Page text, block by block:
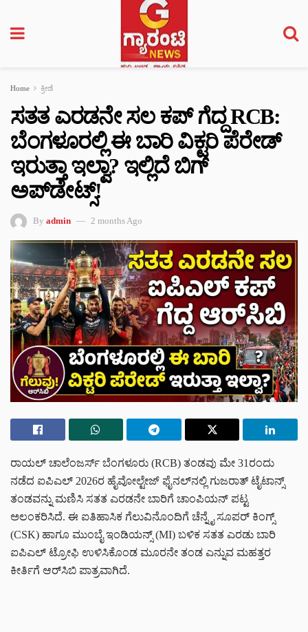
Home ಕ್ರೀಡೆ
ಸತತ ಎರಡನೇ ಸಲ ಕಪ್ ಗೆದ್ದ RCB:
ಬೆಂಗಳೂರಲ್ಲಿ ಈ ಬಾರಿ ವಿಕ್ಟರಿ ಪೆರೇಡ್
ಇರುತ್ತಾ ಇಲ್ವಾ? ಇಲ್ಲಿದೆ ಬಿಗ್
ಅಪ್‌ಡೇಟ್ಸ್!
By admin 2 months Ago
ರಾಯಲ್ ಚಾಲೆಂಜರ್ಸ್ ಬೆಂಗಳೂರು (RCB) ತಂಡವು ಮೇ 31ರಂದು
ನಡೆದ ಐಪಿಎಲ್ 2026ರ ಹೈವೋಲ್ಟೇಜ್ ಫೈನಲ್‌ನಲ್ಲಿ ಗುಜರಾತ್ ಟೈಟಾನ್ಸ್
ತಂಡವನ್ನು ಮಣಿಸಿ ಸತತ ಎರಡನೇ ಬಾರಿಗೆ ಚಾಂಪಿಯನ್ ಪಟ್ಟ
ಅಲಂಕರಿಸಿದೆ. ಈ ಐತಿಹಾಸಿಕ ಗೆಲುವಿನೊಂದಿಗೆ ಚೆನ್ನೈ ಸೂಪರ್ ಕಿಂಗ್ಸ್
(CSK) ಹಾಗೂ ಮುಂಬೈ ಇಂಡಿಯನ್ಸ್ (MI) ಬಳಿಕ ಸತತ ಎರಡು ಬಾರಿ
ಐಪಿಎಲ್ ಟ್ರೋಫಿ ಉಳಿಸಿಕೊಂಡ ಮೂರನೇ ತಂಡ ಎನ್ನುವ ಮಹತ್ತರ
ಕೀರ್ತಿಗೆ ಆರ್‌ಸಿಬಿ ಪಾತ್ರವಾಗಿದೆ.